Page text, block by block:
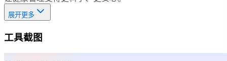
展开更多
工具截图